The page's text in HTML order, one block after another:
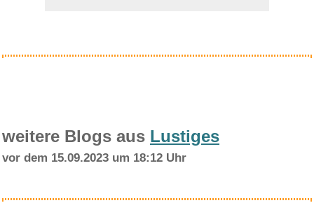
weitere Blogs aus Lustiges
vor dem 15.09.2023 um 18:12 Uhr